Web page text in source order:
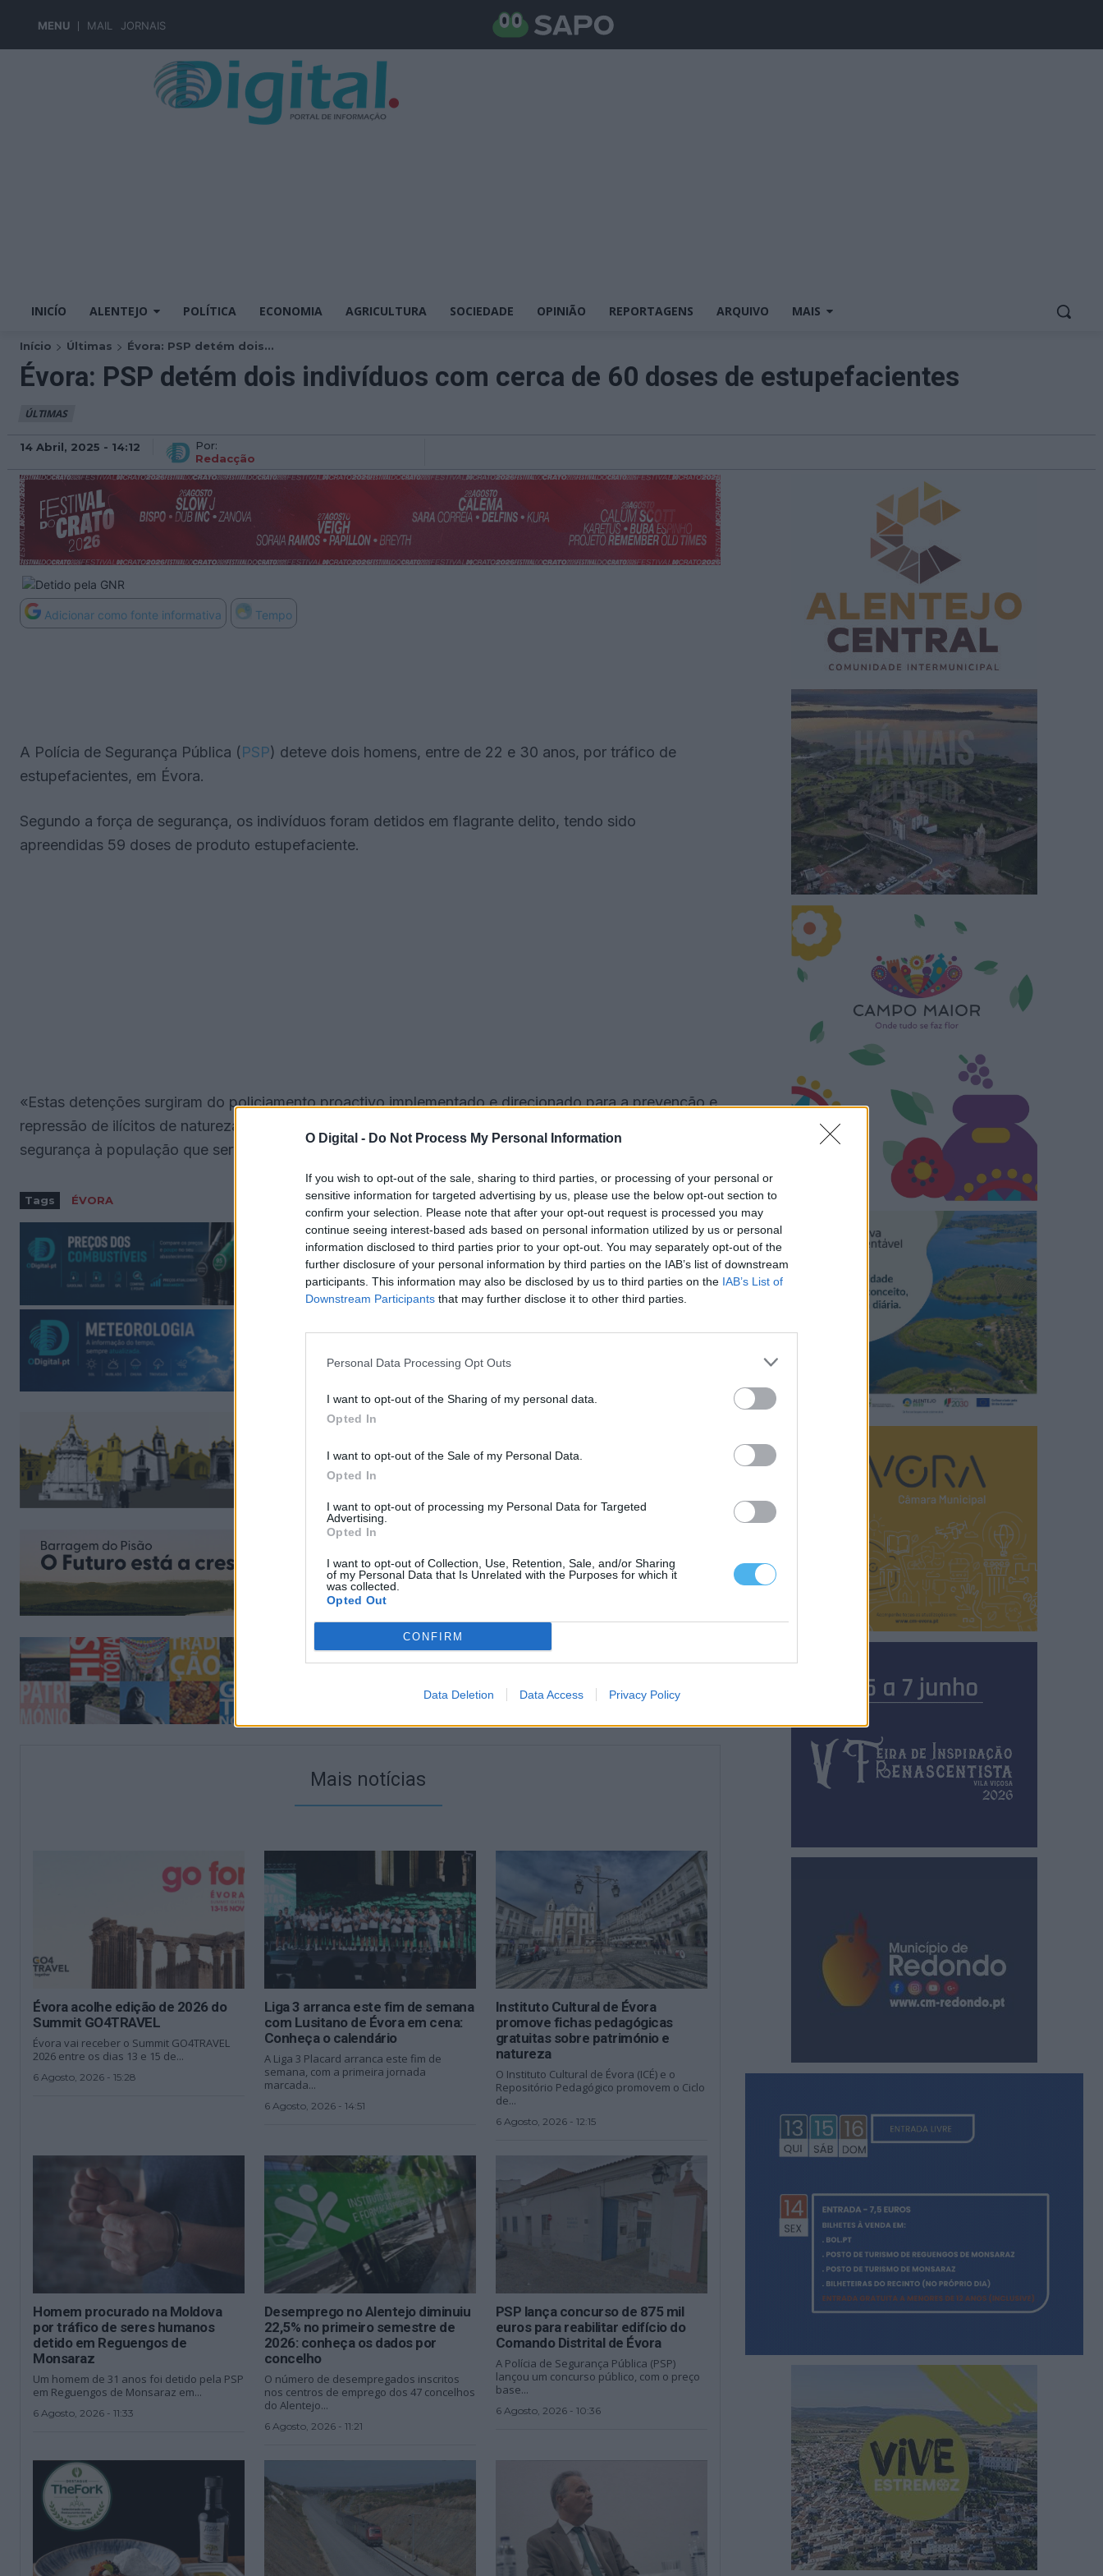
O Digital - Do Not Process My Personal Information
If you wish to opt-out of the sale, sharing to third parties, or processing of your personal or
sensitive information for targeted advertising by us, please use the below opt-out section to
confirm your selection. Please note that after your opt-out request is processed you may
continue seeing interest-based ads based on personal information utilized by us or personal
information disclosed to third parties prior to your opt-out. You may separately opt-out of the
further disclosure of your personal information by third parties on the IAB’s list of downstream
participants. This information may also be disclosed by us to third parties on the IAB’s List of
Downstream Participants that may further disclose it to other third parties.
Personal Data Processing Opt Outs
I want to opt-out of the Sharing of my personal data.
Opted In
I want to opt-out of the Sale of my Personal Data.
Opted In
I want to opt-out of processing my Personal Data for Targeted
Advertising.
Opted In
I want to opt-out of Collection, Use, Retention, Sale, and/or Sharing
of my Personal Data that Is Unrelated with the Purposes for which it
was collected.
Opted Out
CONFIRM
Data Deletion Data Access Privacy Policy
MENU MAIL JORNAIS
INICÍO ALENTEJO POLÍTICA ECONOMIA AGRICULTURA SOCIEDADE OPINIÃO REPORTAGENS ARQUIVO MAIS
Início Últimas Évora: PSP detém dois...
Évora: PSP detém dois indivíduos com cerca de 60 doses de estupefacientes
ÚLTIMAS
14 Abril, 2025 - 14:12
Por:
Redacção
Adicionar como fonte informativa Tempo
A Polícia de Segurança Pública (PSP) deteve dois homens, entre de 22 e 30 anos, por tráfico de
estupefacientes, em Évora.
Segundo a força de segurança, os indivíduos foram detidos em flagrante delito, tendo sido
apreendidas 59 doses de produto estupefaciente.
«Estas detenções surgiram do policiamento proactivo implementado e direcionado para a prevenção e
repressão de ilícitos de natureza criminal, que tem como foco primordial continuar a transmitir
segurança à população que servimos», pode ler-se em comunicado.
Tags ÉVORA
Mais notícias
Évora acolhe edição de 2026 do
Summit GO4TRAVEL
Évora vai receber o Summit GO4TRAVEL
2026 entre os dias 13 e 15 de...
6 Agosto, 2026 - 15:28
Liga 3 arranca este fim de semana
com Lusitano de Évora em cena:
Conheça o calendário
A Liga 3 Placard arranca este fim de
semana, com a primeira jornada
marcada...
6 Agosto, 2026 - 14:51
Instituto Cultural de Évora
promove fichas pedagógicas
gratuitas sobre património e
natureza
O Instituto Cultural de Évora (ICÉ) e o
Repositório Pedagógico promovem o Ciclo
de...
6 Agosto, 2026 - 12:15
Homem procurado na Moldova
por tráfico de seres humanos
detido em Reguengos de
Monsaraz
Um homem de 31 anos foi detido pela PSP
em Reguengos de Monsaraz em...
6 Agosto, 2026 - 11:33
Desemprego no Alentejo diminuiu
22,5% no primeiro semestre de
2026: conheça os dados por
concelho
O número de desempregados inscritos
nos centros de emprego dos 47 concelhos
do Alentejo...
6 Agosto, 2026 - 11:21
PSP lança concurso de 875 mil
euros para reabilitar edifício do
Comando Distrital de Évora
A Polícia de Segurança Pública (PSP)
lançou um concurso público, com o preço
base...
6 Agosto, 2026 - 10:36